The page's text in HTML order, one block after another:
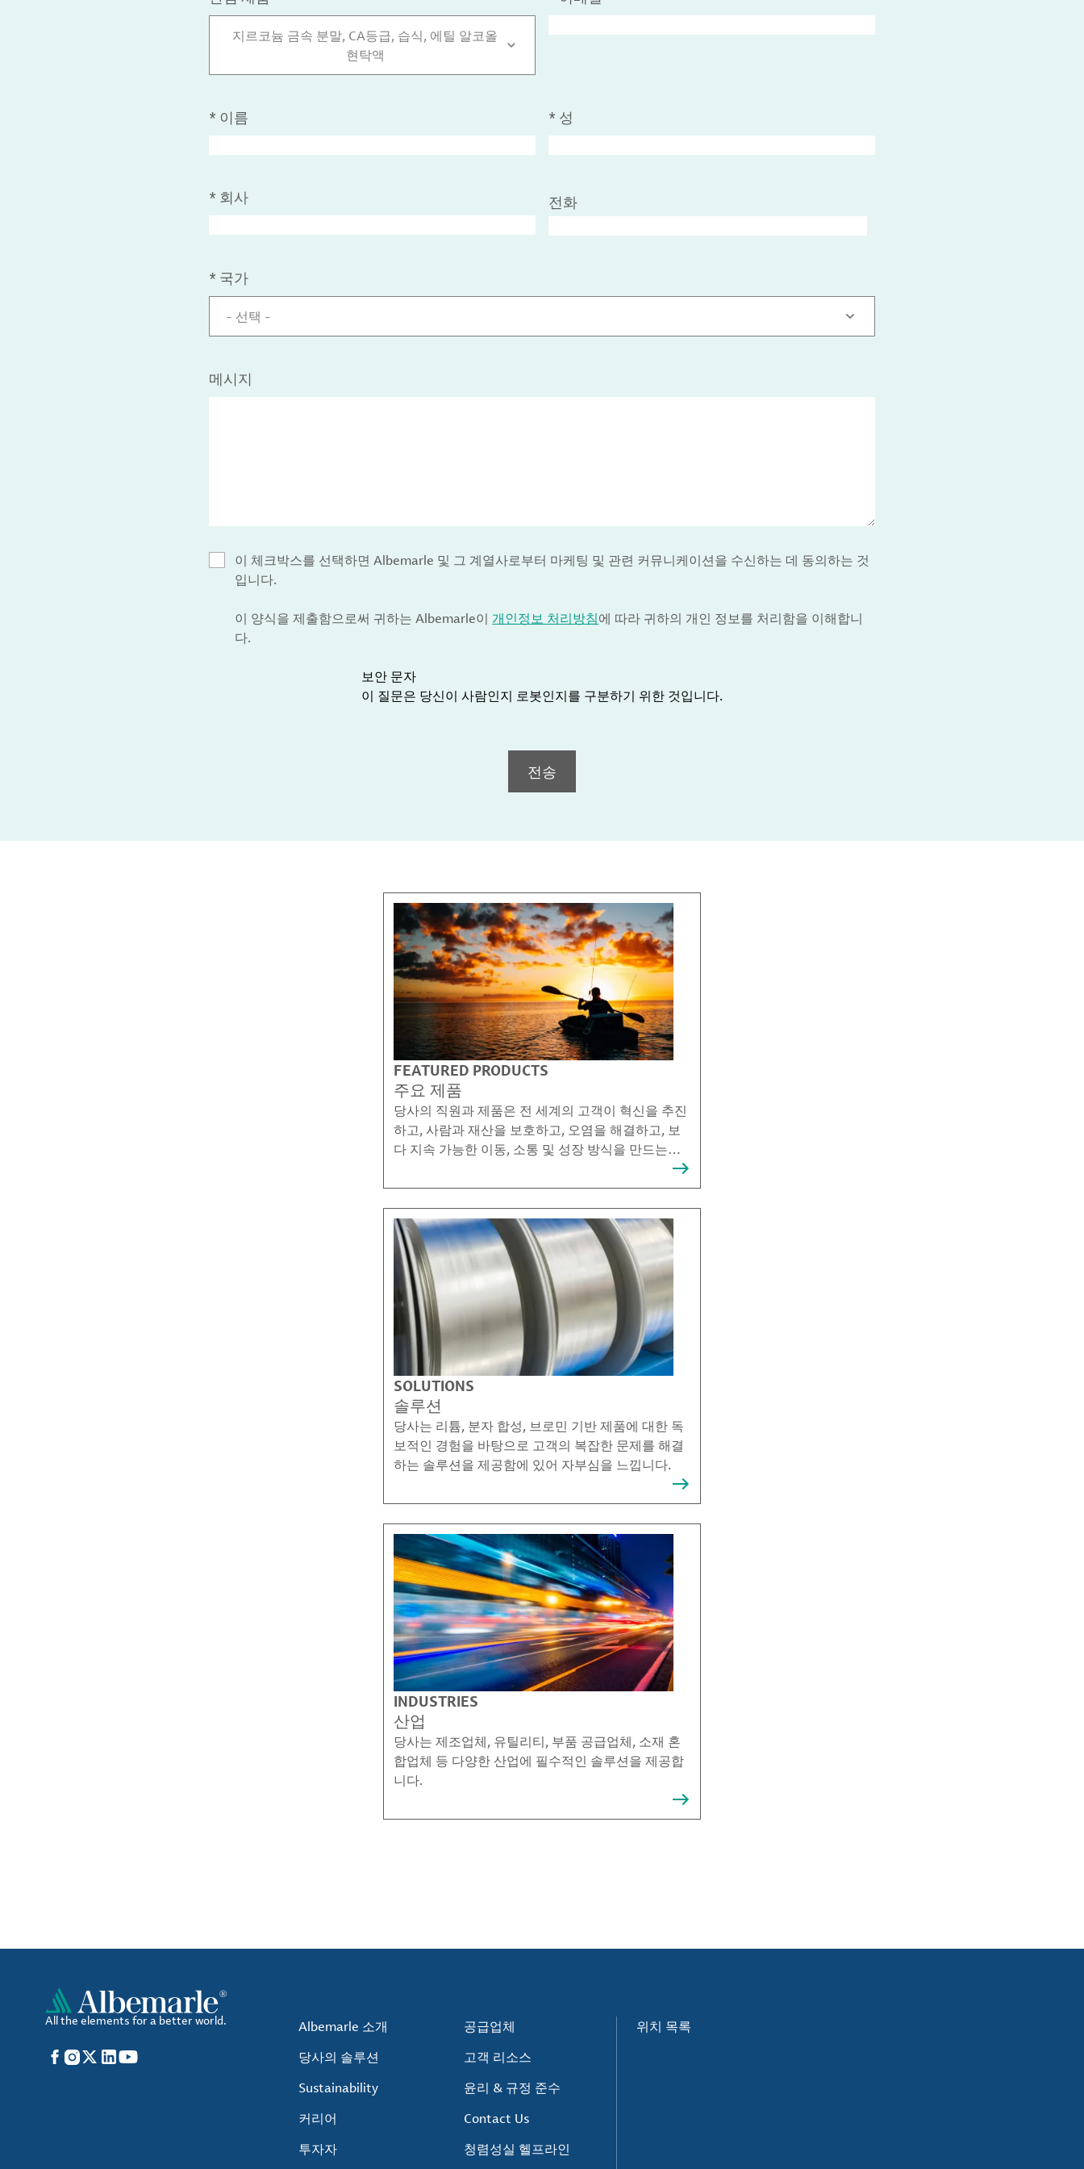
지르코늄 금속 분말, CA등급, 습식, 에틸 알코올
현탁액
* 이름 * 성
* 회사 전화
* 국가
- 선택 -
메시지
이 체크박스를 선택하면 Albemarle 및 그 계열사로부터 마케팅 및 관련 커뮤니케이션을 수신하는 데 동의하는 것
입니다.
이 양식을 제출함으로써 귀하는 Albemarle이 개인정보 처리방침에 따라 귀하의 개인 정보를 처리함을 이해합니
다.
보안 문자
이 질문은 당신이 사람인지 로봇인지를 구분하기 위한 것입니다.
전송
FEATURED PRODUCTS
주요 제품
당사의 직원과 제품은 전 세계의 고객이 혁신을 추진
하고, 사람과 재산을 보호하고, 오염을 해결하고, 보
다 지속 가능한 이동, 소통 및 성장 방식을 만드는데
SOLUTIONS
솔루션
당사는 리튬, 분자 합성, 브로민 기반 제품에 대한 독
보적인 경험을 바탕으로 고객의 복잡한 문제를 해결
하는 솔루션을 제공함에 있어 자부심을 느낍니다.
INDUSTRIES
산업
당사는 제조업체, 유틸리티, 부품 공급업체, 소재 혼
합업체 등 다양한 산업에 필수적인 솔루션을 제공합
니다.
All the elements for a better world.
Facebook
Instagram
X LinkedIn
YouTube
Albemarle 소개
당사의 솔루션
Sustainability
커리어
투자자
공급업체
고객 리소스
윤리 & 규정 준수
Contact Us
청렴성실 헬프라인
위치 목록